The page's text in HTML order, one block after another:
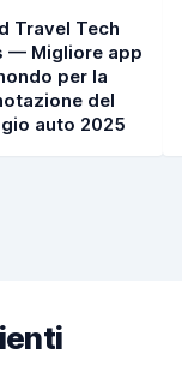
Travel Tech
— Migliore app
per la
del
auto 2025